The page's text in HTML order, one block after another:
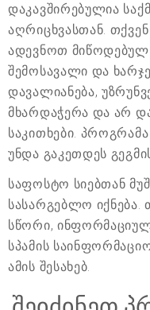
დაკავშირებულია
აღრიცხვასთან.
ადევნოთ მიწოდებულ
შემოსავალი და
დავალიანება,
მხარდაჭერა და არ
საკითხები.
უნდა გაკეთდეს
საფოსტო სიებთან
სასარგებლო იქნება.
სწორი,
სპამის
ამის შესახებ.